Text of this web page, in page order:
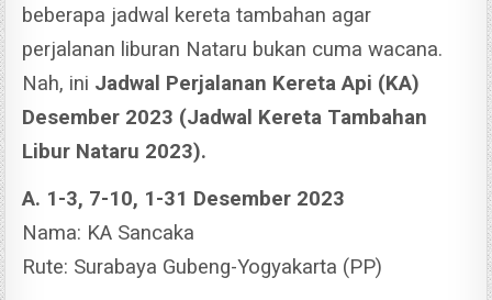
beberapa jadwal kereta tambahan agar
perjalanan liburan Nataru bukan cuma wacana.
Nah, ini Jadwal Perjalanan Kereta Api (KA)
Desember 2023 (Jadwal Kereta Tambahan
Libur Nataru 2023).
A. 1-3, 7-10, 1-31 Desember 2023
Nama: KA Sancaka
Rute: Surabaya Gubeng-Yogyakarta (PP)